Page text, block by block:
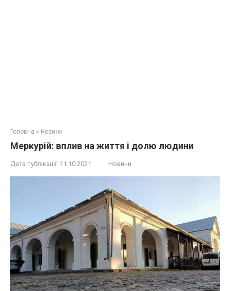
Головна » Новини
Меркурій: вплив на життя і долю людини
Дата публікації: 11.10.2021 Новини